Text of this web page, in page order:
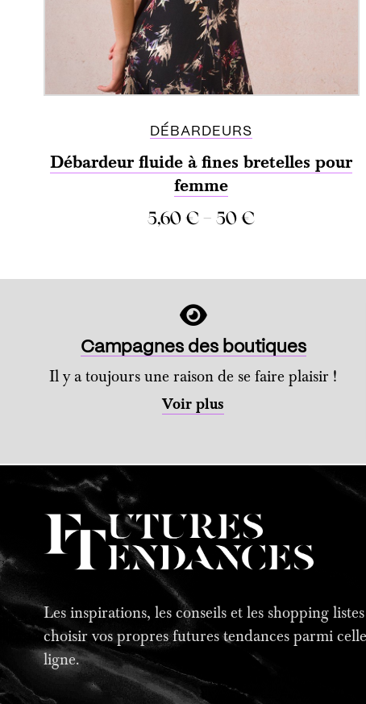
DÉBARDEURS
Débardeur fluide à fines bretelles pour
femme
5,60 € –50 €
COMPARER
Campagnes des boutiques
Il y a toujours une raison de se faire plaisir !
Voir plus
Les inspirations, les conseils et les shopping
choisir vos propres futures tendances parmi
ligne.